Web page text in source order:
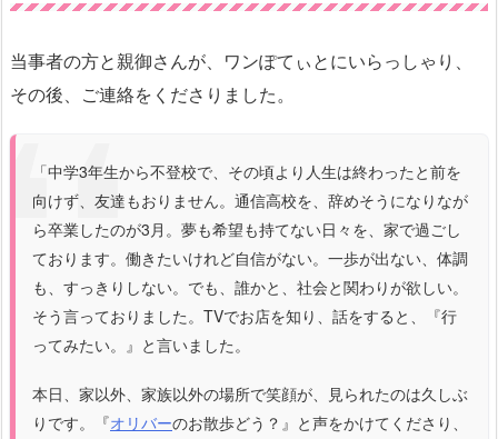
当事者の方と親御さんが、ワンぽてぃとにいらっしゃり、
その後、ご連絡をくださりました。
「中学3年生から不登校で、その頃より人生は終わったと前を
向けず、友達もおりません。通信高校を、辞めそうになりなが
ら卒業したのが3月。夢も希望も持てない日々を、家で過ごし
ております。働きたいけれど自信がない。一歩が出ない、体調
も、すっきりしない。でも、誰かと、社会と関わりが欲しい。
そう言っておりました。TVでお店を知り、話をすると、『行
ってみたい。』と言いました。
本日、家以外、家族以外の場所で笑顔が、見られたのは久しぶ
りです。『オリバーのお散歩どう？』と声をかけてくださり、